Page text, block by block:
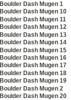
Boulder Dash Mugen 1
Boulder Dash Mugen 10
Boulder Dash Mugen 11
Boulder Dash Mugen 12
Boulder Dash Mugen 13
Boulder Dash Mugen 14
Boulder Dash Mugen 15
Boulder Dash Mugen 16
Boulder Dash Mugen 17
Boulder Dash Mugen 18
Boulder Dash Mugen 19
Boulder Dash Mugen 2
Boulder Dash Mugen 20